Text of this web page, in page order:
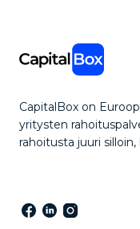
CapitalBox on
yritysten
rahoitusta juuri